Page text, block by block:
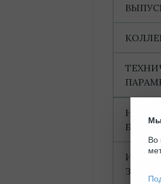
Мы
Во